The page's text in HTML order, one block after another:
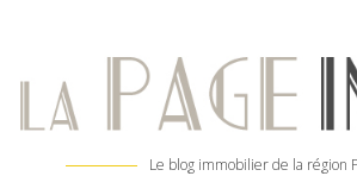
Le blog immobilier de la région